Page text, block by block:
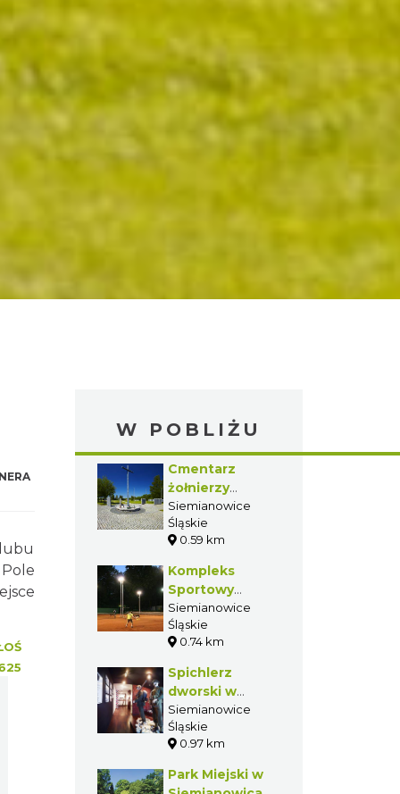
W POBLIŻU
Cmentarz
żołnierzy
niemieckich w
Siemianowicach
Śląskich
Bańgowie
Siemianowice
Śląskie
0.59 km
Kompleks
Sportowy
"Pszczelnik" -
korty tenisowe
Siemianowice
Śląskie
0.74 km
Spichlerz
dworski w
Siemianowicach
Śląskich -
muzeum
Siemianowice
Śląskie
0.97 km
Park Miejski w